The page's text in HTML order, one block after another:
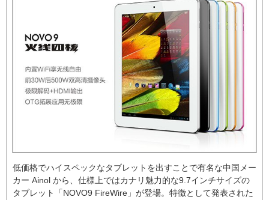
低価格でハイスペックなタブレットを出すことで有名な中国メー
カー Ainol から、仕様上ではカナリ魅力的な9.7インチサイズの
タブレット「NOVO9 FireWire」が登場。特徴として発表された